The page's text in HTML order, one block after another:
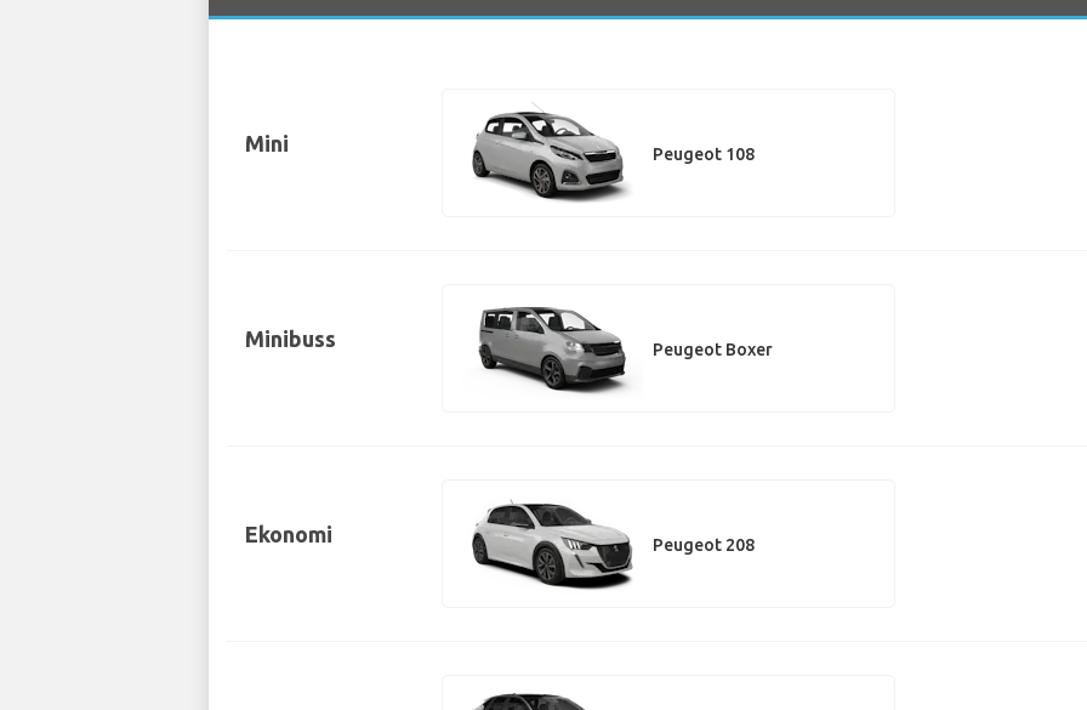
Mini Peugeot 108
Minibuss Peugeot Boxer
Ekonomi Peugeot 208